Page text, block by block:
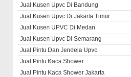
Jual Kusen Upvc Di Bandung
Jual Kusen Upvc Di Jakarta Timur
Jual Kusen UPVC Di Medan
Jual Kusen Upvc Di Semarang
Jual Pintu Dan Jendela Upvc
Jual Pintu Kaca Shower
Jual Pintu Kaca Shower Jakarta